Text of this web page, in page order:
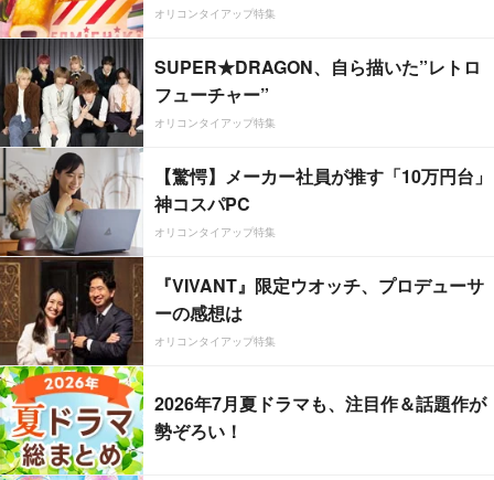
オリコンタイアップ特集
SUPER★DRAGON、自ら描いた”レトロ
フューチャー”
オリコンタイアップ特集
【驚愕】メーカー社員が推す「10万円台」
神コスパPC
オリコンタイアップ特集
『VIVANT』限定ウオッチ、プロデューサ
ーの感想は
オリコンタイアップ特集
2026年7月夏ドラマも、注目作＆話題作が
勢ぞろい！